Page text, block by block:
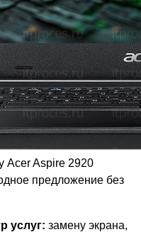
Acer Aspire 2920
предложение без
услуг: замену экрана,